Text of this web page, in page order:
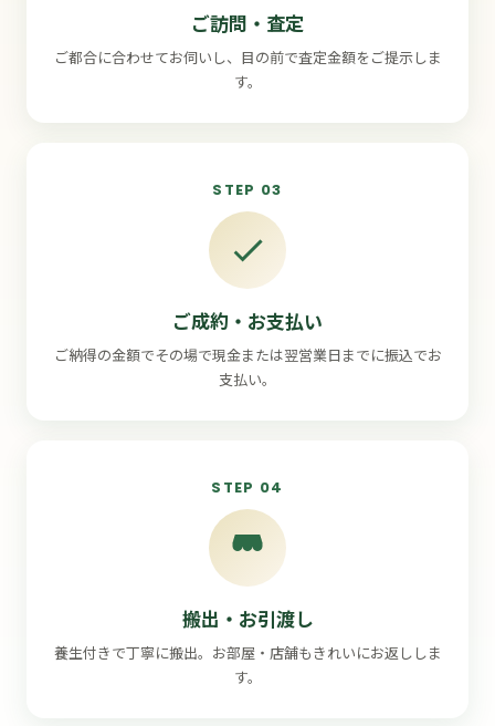
ご訪問・査定
ご都合に合わせてお伺いし、目の前で査定金額をご提示しま
す。
STEP 03
ご成約・お支払い
ご納得の金額でその場で現金または翌営業日までに振込でお
支払い。
STEP 04
搬出・お引渡し
養生付きで丁寧に搬出。お部屋・店舗もきれいにお返ししま
す。